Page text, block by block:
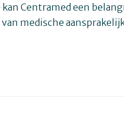
Centramed een
medische